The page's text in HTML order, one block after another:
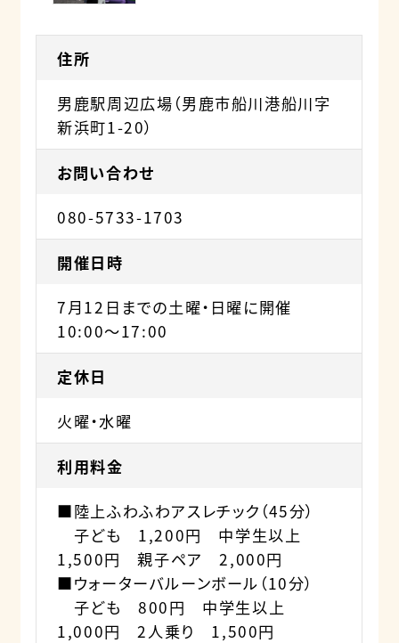
住所
男鹿駅周辺広場（男鹿市船川港船川字
新浜町1-20）
お問い合わせ
080-5733-1703
開催日時
7月12日までの土曜・日曜に開催
10:00～17:00
定休日
火曜・水曜
利用料金
■陸上ふわふわアスレチック（45分）
子ども 1,200円 中学生以上
1,500円 親子ペア 2,000円
■ウォーターバルーンボール（10分）
子ども 800円 中学生以上
1,000円 2人乗り 1,500円